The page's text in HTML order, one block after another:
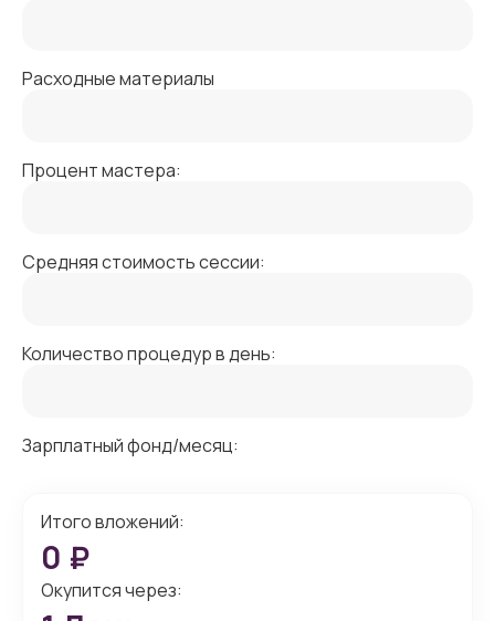
Расходные материалы
Процент мастера:
Средняя стоимость сессии:
Количество процедур в день:
Зарплатный фонд/месяц:
Итого вложений:
0 ₽
Окупится через: